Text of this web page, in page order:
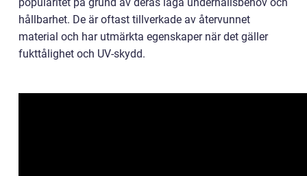
popularitet på grund av deras låga underhållsbehov och
hållbarhet. De är oftast tillverkade av återvunnet
material och har utmärkta egenskaper när det gäller
fukttålighet och UV-skydd.